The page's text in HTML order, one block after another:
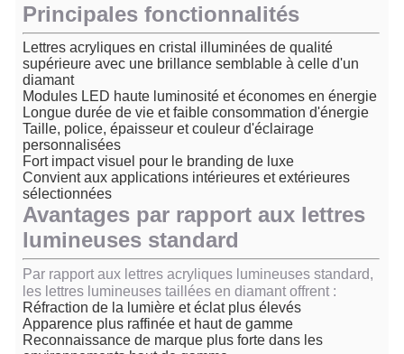
Principales fonctionnalités
Lettres acryliques en cristal illuminées de qualité
supérieure avec une brillance semblable à celle d'un
diamant
Modules LED haute luminosité et économes en énergie
Longue durée de vie et faible consommation d'énergie
Taille, police, épaisseur et couleur d'éclairage
personnalisées
Fort impact visuel pour le branding de luxe
Convient aux applications intérieures et extérieures
sélectionnées
Avantages par rapport aux lettres
lumineuses standard
Par rapport aux lettres acryliques lumineuses standard,
les lettres lumineuses taillées en diamant offrent :
Réfraction de la lumière et éclat plus élevés
Apparence plus raffinée et haut de gamme
Reconnaissance de marque plus forte dans les